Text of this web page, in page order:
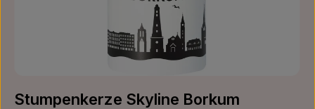
Stumpenkerze Skyline Borkum